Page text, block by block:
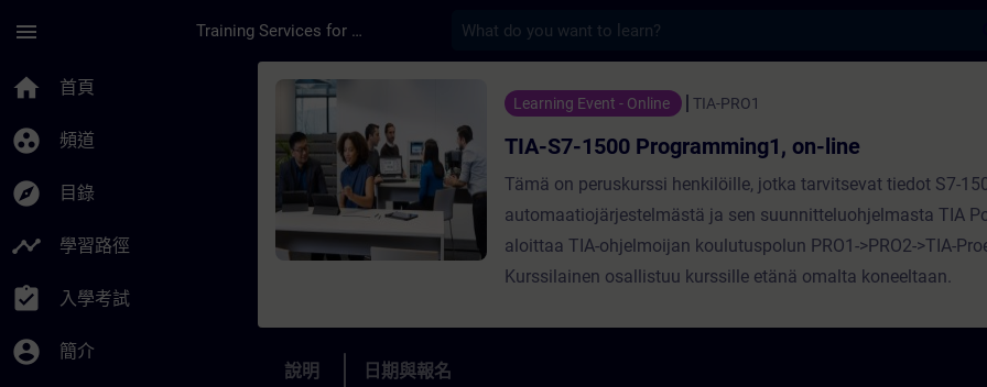
menu Training Services for Digital Industries
home 首頁
group_work 頻道
explore 目錄
timeline 學習路徑
assignment_turned_in 入學考試
account_circle 簡介
課程 - TIA-S7-1500 Programming1, on-line - 培訓 - 培訓 - 專業發
Learning Event - Online TIA-PRO1
TIA-S7-1500 Programming1, on-line
Tämä on peruskurssi henkilöille, jotka tarvitsevat tiedot S7-
automaatiojärjestelmästä ja sen suunnitteluohjelmasta TIA
aloittaa TIA-ohjelmoijan koulutuspolun PRO1->PRO2->TIA-
Kurssilainen osallistuu kurssille etänä omalta koneeltaan.
說明 日期與報名